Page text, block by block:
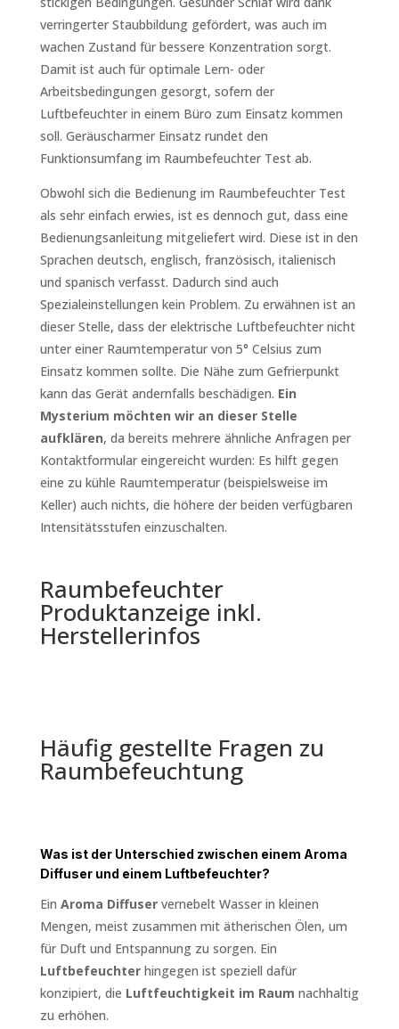
verringerter Staubbildung gefördert, was auch im
wachen Zustand für bessere Konzentration sorgt.
Damit ist auch für optimale Lern- oder
Arbeitsbedingungen gesorgt, sofern der
Luftbefeuchter in einem Büro zum Einsatz kommen
soll. Geräuscharmer Einsatz rundet den
Funktionsumfang im Raumbefeuchter Test ab.
Obwohl sich die Bedienung im Raumbefeuchter Test
als sehr einfach erwies, ist es dennoch gut, dass eine
Bedienungsanleitung mitgeliefert wird. Diese ist in den
Sprachen deutsch, englisch, französisch, italienisch
und spanisch verfasst. Dadurch sind auch
Spezialeinstellungen kein Problem. Zu erwähnen ist an
dieser Stelle, dass der elektrische Luftbefeuchter nicht
unter einer Raumtemperatur von 5° Celsius zum
Einsatz kommen sollte. Die Nähe zum Gefrierpunkt
kann das Gerät andernfalls beschädigen. Ein
Mysterium möchten wir an dieser Stelle
aufklären, da bereits mehrere ähnliche Anfragen per
Kontaktformular eingereicht wurden: Es hilft gegen
eine zu kühle Raumtemperatur (beispielsweise im
Keller) auch nichts, die höhere der beiden verfügbaren
Intensitätsstufen einzuschalten.
Raumbefeuchter
Produktanzeige inkl.
Herstellerinfos
Häufig gestellte Fragen zu
Raumbefeuchtung
Was ist der Unterschied zwischen einem Aroma
Diffuser und einem Luftbefeuchter?
Ein Aroma Diffuservernebelt Wasser in kleinen
Mengen, meist zusammen mit ätherischen Ölen, um
für Duft und Entspannung zu sorgen. Ein
Luftbefeuchterhingegen ist speziell dafür
konzipiert, die Luftfeuchtigkeit im Raum nachhaltig
zu erhöhen.